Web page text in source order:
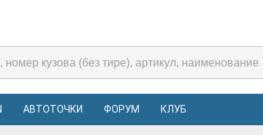
АВТОТОЧКИ ФОРУМ КЛУБ